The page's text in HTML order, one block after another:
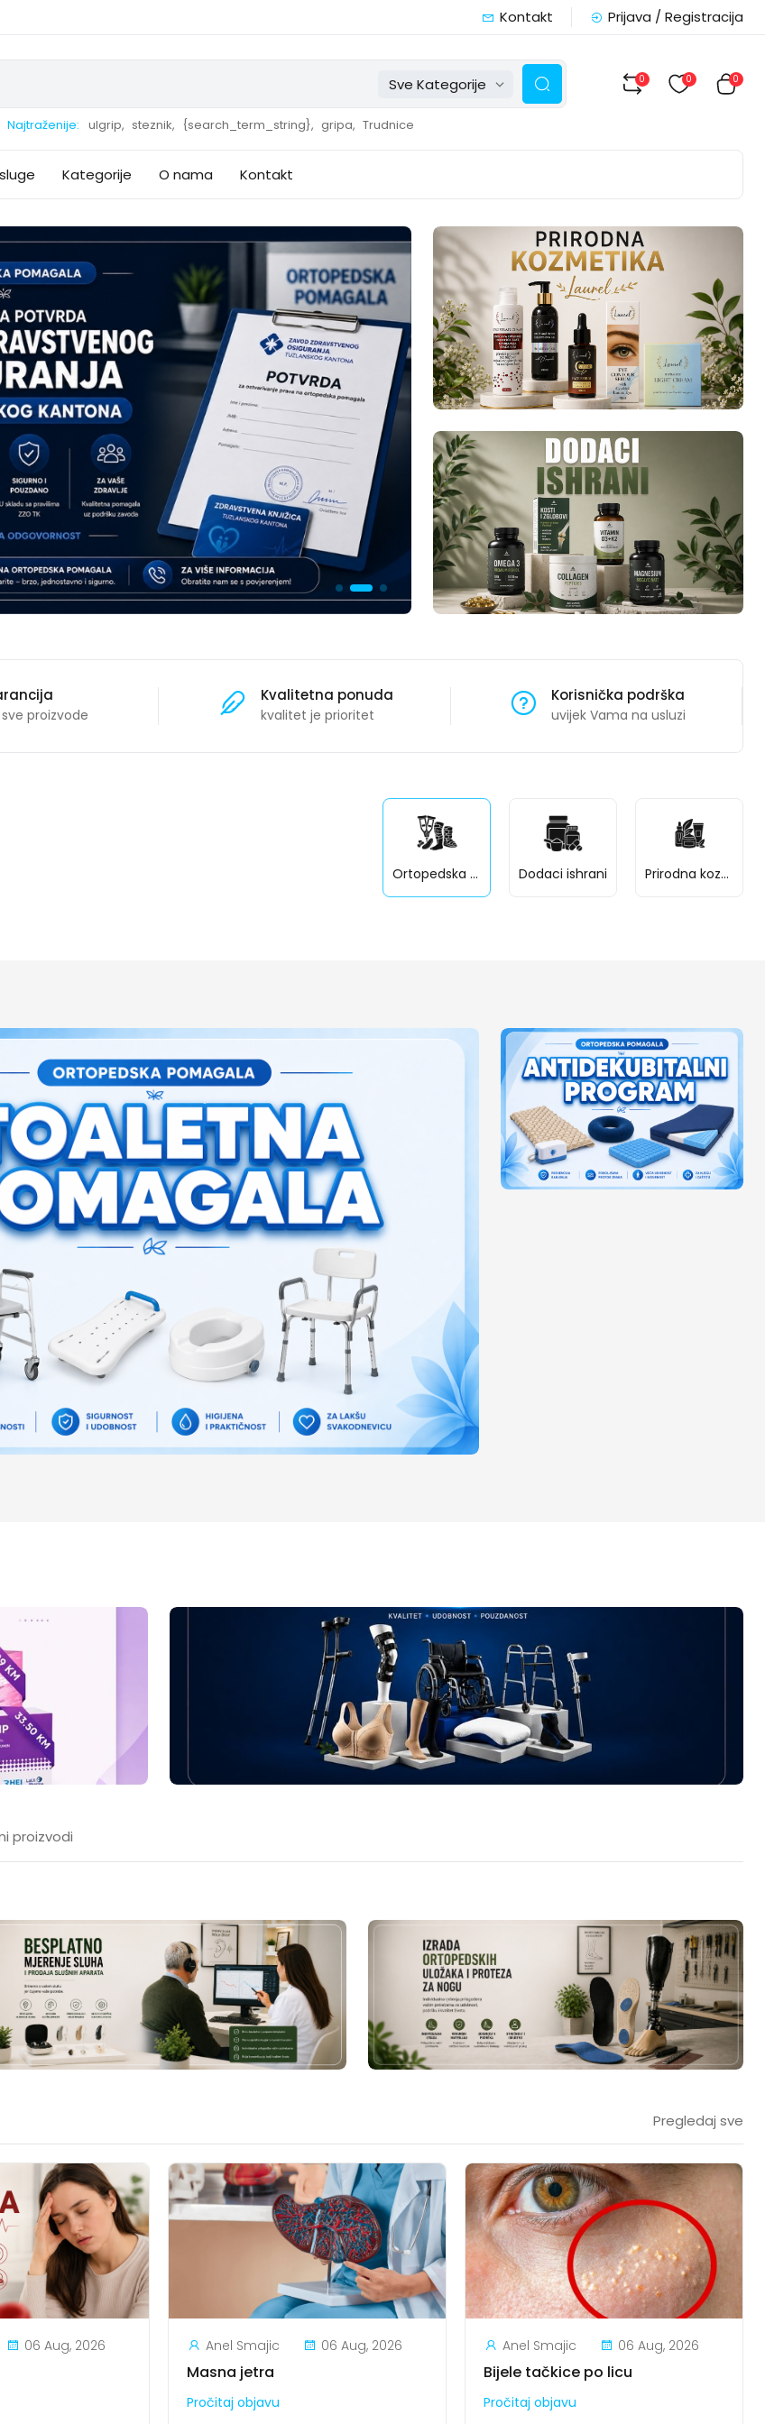
Kontakt Prijava / Registracija
Sve Kategorije
Najtraženije: ulgrip, steznik, {search_term_string}, gripa, Trudnice
0 0 0
Kategorije O nama Kontakt
proizvode
Kvalitetna ponuda
kvalitet je prioritet
Korisnička podrška
uvijek Vama na usluzi
Ortopedska pomagala Dodaci ishrani Prirodna kozmetika Laurel
proizvodi
Pregledaj sve
06 Aug, 2026 Anel Smajic 06 Aug, 2026
Masna jetra
Pročitaj objavu
Anel Smajic 06 Aug, 2026
Bijele tačkice po licu
Pročitaj objavu